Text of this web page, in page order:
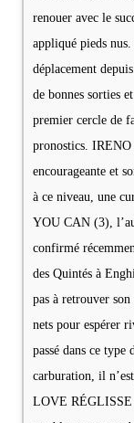
renouer avec le
appliqué pieds
déplacement
de bonnes sorties
premier cercle de
pronostics.
encourageante et
à ce niveau, une
YOU CAN (3),
confirmé
des Quintés à
pas à retrouver
nets pour espérer
passé dans ce
carburation, il
LOVE RÉGLISSE